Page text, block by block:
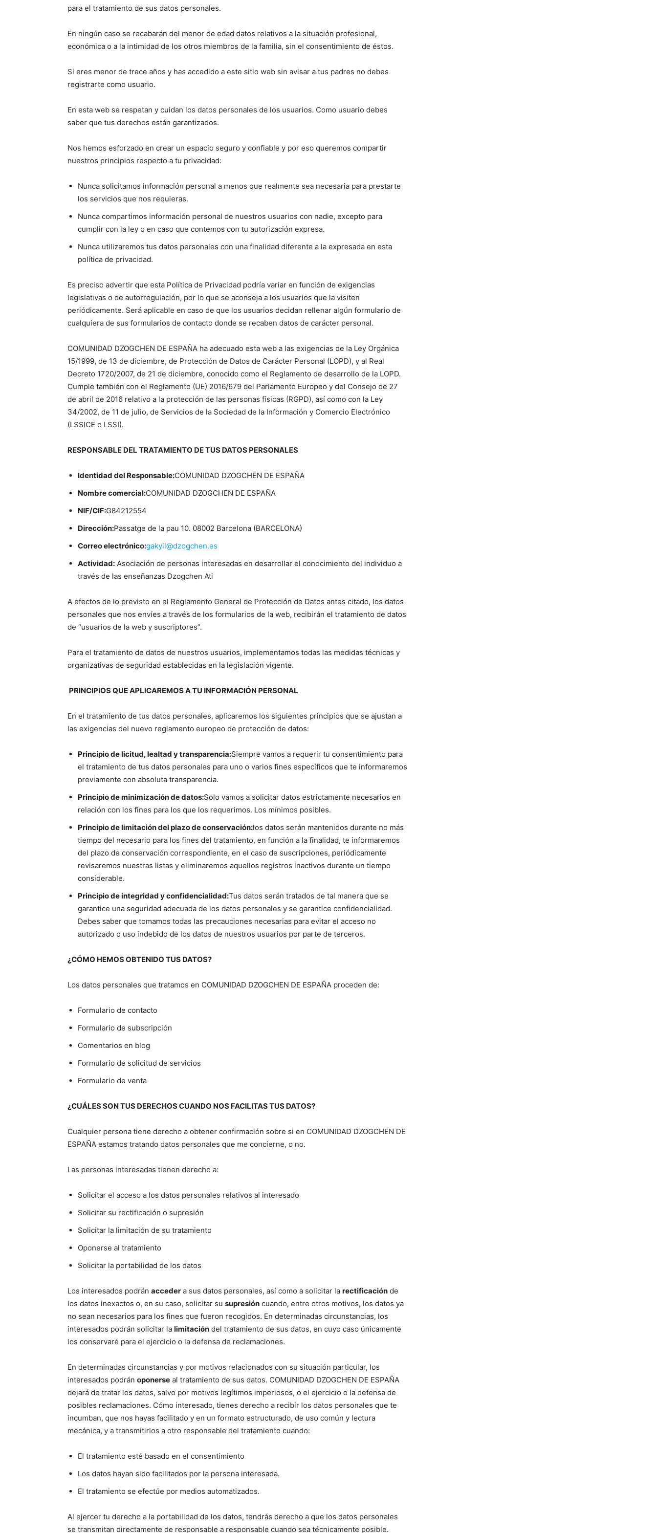
en
para el tratamiento de sus datos personales.
En ningún caso se recabarán del menor de edad datos relativos a la situación profesional,
económica o a la intimidad de los otros miembros de la familia, sin el consentimiento de éstos.
Si eres menor de trece años y has accedido a este sitio web sin avisar a tus padres no debes
registrarte como usuario.
En esta web se respetan y cuidan los datos personales de los usuarios. Como usuario debes
saber que tus derechos están garantizados.
Nos hemos esforzado en crear un espacio seguro y confiable y por eso queremos compartir
nuestros principios respecto a tu privacidad:
Nunca solicitamos información personal a menos que realmente sea necesaria para prestarte
los servicios que nos requieras.
Nunca compartimos información personal de nuestros usuarios con nadie, excepto para
cumplir con la ley o en caso que contemos con tu autorización expresa.
Nunca utilizaremos tus datos personales con una finalidad diferente a la expresada en esta
política de privacidad.
Es preciso advertir que esta Política de Privacidad podría variar en función de exigencias
legislativas o de autorregulación, por lo que se aconseja a los usuarios que la visiten
periódicamente. Será aplicable en caso de que los usuarios decidan rellenar algún formulario de
cualquiera de sus formularios de contacto donde se recaben datos de carácter personal.
COMUNIDAD DZOGCHEN DE ESPAÑA ha adecuado esta web a las exigencias de la Ley Orgánica
15/1999, de 13 de diciembre, de Protección de Datos de Carácter Personal (LOPD), y al Real
Decreto 1720/2007, de 21 de diciembre, conocido como el Reglamento de desarrollo de la LOPD.
Cumple también con el Reglamento (UE) 2016/679 del Parlamento Europeo y del Consejo de 27
de abril de 2016 relativo a la protección de las personas físicas (RGPD), así como con la Ley
34/2002, de 11 de julio, de Servicios de la Sociedad de la Información y Comercio Electrónico
(LSSICE o LSSI).
RESPONSABLE DEL TRATAMIENTO DE TUS DATOS PERSONALES
Identidad del Responsable:COMUNIDAD DZOGCHEN DE ESPAÑA
Nombre comercial:COMUNIDAD DZOGCHEN DE ESPAÑA
NIF/CIF:G84212554
Dirección:Passatge de la pau 10. 08002 Barcelona (BARCELONA)
Correo electrónico:gakyil@dzogchen.es
Actividad: Asociación de personas interesadas en desarrollar el conocimiento del individuo a
través de las enseñanzas Dzogchen Ati
A efectos de lo previsto en el Reglamento General de Protección de Datos antes citado, los datos
personales que nos envíes a través de los formularios de la web, recibirán el tratamiento de datos
de “usuarios de la web y suscriptores”.
Para el tratamiento de datos de nuestros usuarios, implementamos todas las medidas técnicas y
organizativas de seguridad establecidas en la legislación vigente.
PRINCIPIOS QUE APLICAREMOS A TU INFORMACIÓN PERSONAL
En el tratamiento de tus datos personales, aplicaremos los siguientes principios que se ajustan a
las exigencias del nuevo reglamento europeo de protección de datos:
Principio de licitud, lealtad y transparencia:Siempre vamos a requerir tu consentimiento para
el tratamiento de tus datos personales para uno o varios fines específicos que te informaremos
previamente con absoluta transparencia.
Principio de minimización de datos:Solo vamos a solicitar datos estrictamente necesarios en
relación con los fines para los que los requerimos. Los mínimos posibles.
Principio de limitación del plazo de conservación:los datos serán mantenidos durante no más
tiempo del necesario para los fines del tratamiento, en función a la finalidad, te informaremos
del plazo de conservación correspondiente, en el caso de suscripciones, periódicamente
revisaremos nuestras listas y eliminaremos aquellos registros inactivos durante un tiempo
considerable.
Principio de integridad y confidencialidad:Tus datos serán tratados de tal manera que se
garantice una seguridad adecuada de los datos personales y se garantice confidencialidad.
Debes saber que tomamos todas las precauciones necesarias para evitar el acceso no
autorizado o uso indebido de los datos de nuestros usuarios por parte de terceros.
¿CÓMO HEMOS OBTENIDO TUS DATOS?
Los datos personales que tratamos en COMUNIDAD DZOGCHEN DE ESPAÑA proceden de:
Formulario de contacto
Formulario de subscripción
Comentarios en blog
Formulario de solicitud de servicios
Formulario de venta
¿CUÁLES SON TUS DERECHOS CUANDO NOS FACILITAS TUS DATOS?
Cualquier persona tiene derecho a obtener confirmación sobre si en COMUNIDAD DZOGCHEN DE
ESPAÑA estamos tratando datos personales que me concierne, o no.
Las personas interesadas tienen derecho a:
Solicitar el acceso a los datos personales relativos al interesado
Solicitar su rectificación o supresión
Solicitar la limitación de su tratamiento
Oponerse al tratamiento
Solicitar la portabilidad de los datos
Los interesados podrán acceder a sus datos personales, así como a solicitar la rectificación de
los datos inexactos o, en su caso, solicitar su supresión cuando, entre otros motivos, los datos ya
no sean necesarios para los fines que fueron recogidos. En determinadas circunstancias, los
interesados podrán solicitar la limitación del tratamiento de sus datos, en cuyo caso únicamente
los conservaré para el ejercicio o la defensa de reclamaciones.
En determinadas circunstancias y por motivos relacionados con su situación particular, los
interesados podrán oponerse al tratamiento de sus datos. COMUNIDAD DZOGCHEN DE ESPAÑA
dejará de tratar los datos, salvo por motivos legítimos imperiosos, o el ejercicio o la defensa de
posibles reclamaciones. Cómo interesado, tienes derecho a recibir los datos personales que te
incumban, que nos hayas facilitado y en un formato estructurado, de uso común y lectura
mecánica, y a transmitirlos a otro responsable del tratamiento cuando:
El tratamiento esté basado en el consentimiento
Los datos hayan sido facilitados por la persona interesada.
El tratamiento se efectúe por medios automatizados.
Al ejercer tu derecho a la portabilidad de los datos, tendrás derecho a que los datos personales
se transmitan directamente de responsable a responsable cuando sea técnicamente posible.